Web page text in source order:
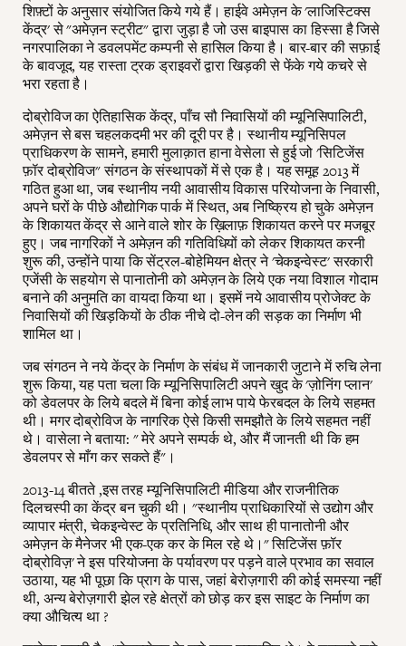
शिफ़्टों के अनुसार संयोजित किये गये हैं। हाईवे अमेज़न के 'लाजिस्टिक्स
केंद्र' से "अमेज़न स्ट्रीट" द्वारा जुड़ा है जो उस बाइपास का हिस्सा है जिसे
नगरपालिका ने डवलपमेंट कम्पनी से हासिल किया है। बार-बार की सफ़ाई
के बावजूद, यह रास्ता ट्रक ड्राइवरों द्वारा खिड़की से फेंके गये कचरे से
भरा रहता है।
दोब्रोविज का ऐतिहासिक केंद्र, पाँच सौ निवासियों की म्यूनिसिपालिटी,
अमेज़न से बस चहलकदमी भर की दूरी पर है। स्थानीय म्यूनिसिपल
प्राधिकरण के सामने, हमारी मुलाक़ात हाना वेसेला से हुई जो 'सिटिजेंस
फ़ॉर दोब्रोविज" संगठन के संस्थापकों में से एक है। यह समूह 2013 में
गठित हुआ था, जब स्थानीय नयी आवासीय विकास परियोजना के निवासी,
अपने घरों के पीछे औद्योगिक पार्क में स्थित, अब निष्क्रिय हो चुके अमेज़न
के शिकायत केंद्र से आने वाले शोर के ख़िलाफ़ शिकायत करने पर मजबूर
हुए। जब नागरिकों ने अमेज़न की गतिविधियों को लेकर शिकायत करनी
शुरू की, उन्होंने पाया कि सेंट्रल-बोहेमियन क्षेत्र ने 'चेकइन्वेस्ट' सरकारी
एजेंसी के सहयोग से पानातोनी को अमेज़न के लिये एक नया विशाल गोदाम
बनाने की अनुमति का वायदा किया था। इसमें नये आवासीय प्रोजेक्ट के
निवासियों की खिड़कियों के ठीक नीचे दो-लेन की सड़क का निर्माण भी
शामिल था।
जब संगठन ने नये केंद्र के निर्माण के संबंध में जानकारी जुटाने में रुचि लेना
शुरू किया, यह पता चला कि म्यूनिसिपालिटी अपने खुद के 'ज़ोनिंग प्लान'
को डेवलपर के लिये बदले में बिना कोई लाभ पाये फेरबदल के लिये सहमत
थी। मगर दोब्रोविज के नागरिक ऐसे किसी समझौते के लिये सहमत नहीं
थे। वासेला ने बताया: " मेरे अपने सम्पर्क थे, और मैं जानती थी कि हम
डेवलपर से माँग कर सकते हैं"।
2013-14 बीतते ,इस तरह म्यूनिसिपालिटी मीडिया और राजनीतिक
दिलचस्पी का केंद्र बन चुकी थी। "स्थानीय प्राधिकारियों से उद्योग और
व्यापार मंत्री, चेकइन्वेस्ट के प्रतिनिधि, और साथ ही पानातोनी और
अमेज़न के मैनेजर भी एक-एक कर के मिल रहे थे।" सिटिजेंस फ़ॉर
दोब्रोविज़' ने इस परियोजना के पर्यावरण पर पड़ने वाले प्रभाव का सवाल
उठाया, यह भी पूछा कि प्राग के पास, जहां बेरोज़गारी की कोई समस्या नहीं
थी, अन्य बेरोज़गारी झेल रहे क्षेत्रों को छोड़ कर इस साइट के निर्माण का
क्या औचित्य था ?